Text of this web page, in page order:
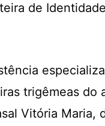
de
trigêmeas do
Vitória Maria,